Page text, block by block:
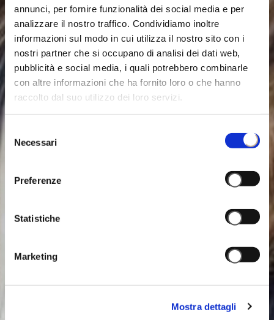
annunci, per fornire funzionalità dei social media e per
analizzare il nostro traffico. Condividiamo inoltre
informazioni sul modo in cui utilizza il nostro sito con i
nostri partner che si occupano di analisi dei dati web,
pubblicità e social media, i quali potrebbero combinarle
con altre informazioni che ha fornito loro o che hanno
raccolto dal suo utilizzo dei loro servizi.
delNecessari
Preferenze
Statistiche
Marketing
Mostra dettagli